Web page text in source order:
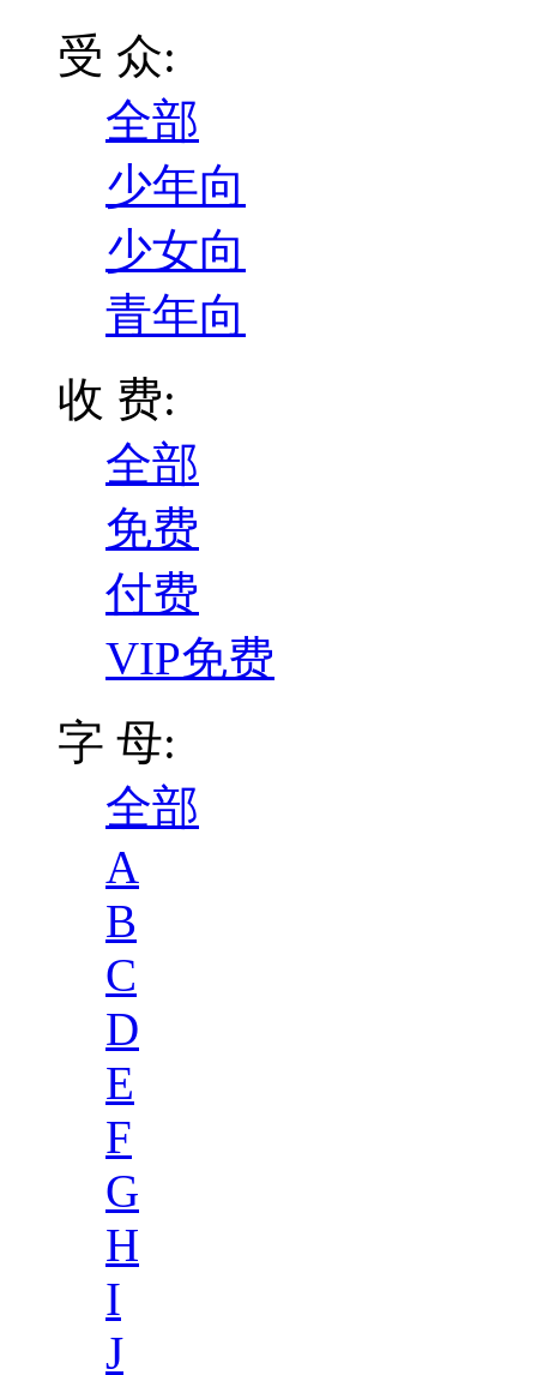
受 众:
全部
少年向
少女向
青年向
收 费:
全部
免费
付费
VIP免费
字 母:
全部
A
B
C
D
E
F
G
H
I
J